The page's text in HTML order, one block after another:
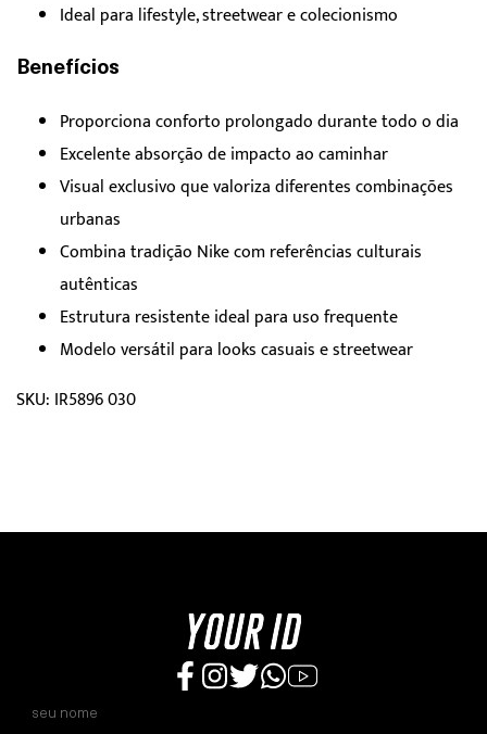
Ideal para lifestyle, streetwear e colecionismo
Benefícios
Proporciona conforto prolongado durante todo o dia
Excelente absorção de impacto ao caminhar
Visual exclusivo que valoriza diferentes combinações
urbanas
Combina tradição Nike com referências culturais
autênticas
Estrutura resistente ideal para uso frequente
Modelo versátil para looks casuais e streetwear
SKU: IR5896 030